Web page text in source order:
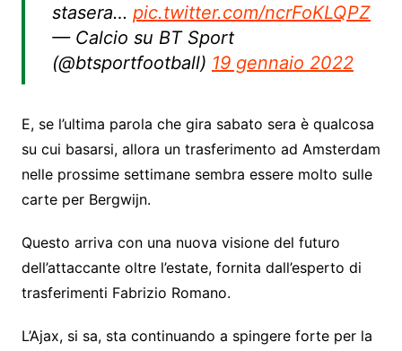
stasera… pic.twitter.com/ncrFoKLQPZ
— Calcio su BT Sport
(@btsportfootball) 19 gennaio 2022
E, se l’ultima parola che gira sabato sera è qualcosa
su cui basarsi, allora un trasferimento ad Amsterdam
nelle prossime settimane sembra essere molto sulle
carte per Bergwijn.
Questo arriva con una nuova visione del futuro
dell’attaccante oltre l’estate, fornita dall’esperto di
trasferimenti Fabrizio Romano.
L’Ajax, si sa, sta continuando a spingere forte per la